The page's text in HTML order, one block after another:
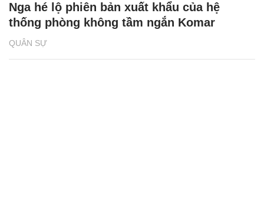
QUÂN SỰ
Nga hé lộ phiên bản xuất khẩu của hệ
thống phòng không tầm ngắn Komar